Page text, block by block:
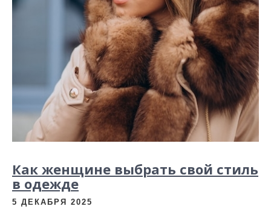
Как женщине выбрать свой стиль
в одежде
5 ДЕКАБРЯ 2025